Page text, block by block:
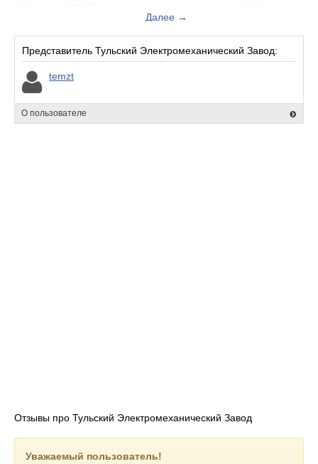
Далее →
Представитель Тульский Электромеханический Завод:
temzt
О пользователе
Отзывы про Тульский Электромеханический Завод
Уважаемый пользователь!